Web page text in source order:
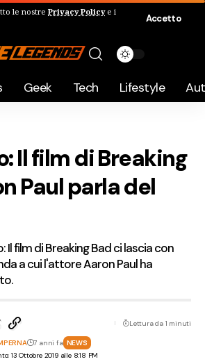
le nostre Privacy Policye i
Accetto
Geek Tech Lifestyle
Il film di Breaking
Paul parla del
Il film di Breaking Bad ci lascia con
a cui l'attore Aaron Paul ha
13 Ottobre 2019 alle 8:18 PM
7 anni fa NEWS
Lettura da 1 minuti